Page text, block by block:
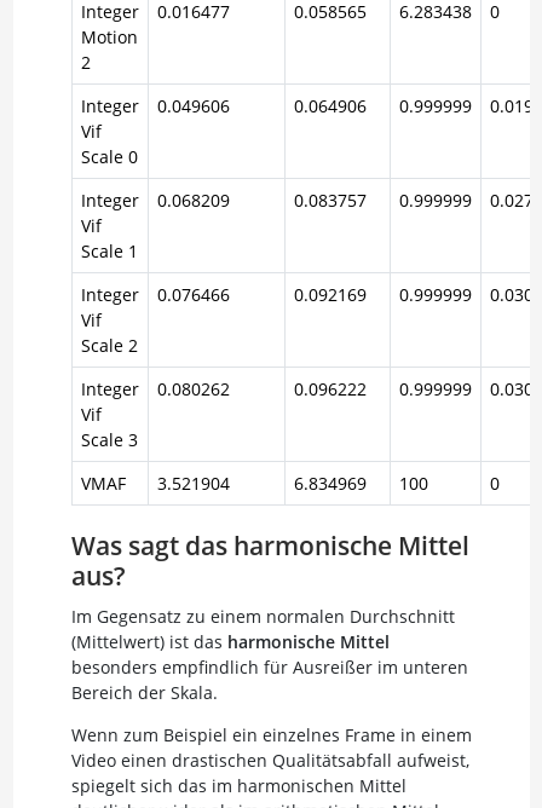
Integer
Motion
2
0.016477 0.058565 6.283438 0
Integer
Vif
Scale 0
0.049606 0.064906 0.999999
Integer
Vif
Scale 1
0.068209 0.083757 0.999999
Integer
Vif
Scale 2
0.076466 0.092169 0.999999
Integer
Vif
Scale 3
0.080262 0.096222 0.999999
VMAF 3.521904 6.834969 100 0
Was sagt das harmonische Mittel
aus?
Im Gegensatz zu einem normalen Durchschnitt
(Mittelwert) ist das harmonische Mittel
besonders empfindlich für Ausreißer im unteren
Bereich der Skala.
Wenn zum Beispiel ein einzelnes Frame in einem
Video einen drastischen Qualitätsabfall aufweist,
spiegelt sich das im harmonischen Mittel